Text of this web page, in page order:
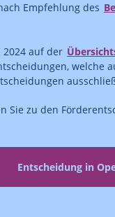
Empfehlung des
auf der
Sie zu den
Entscheidung in